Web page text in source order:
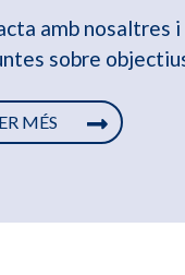
amb nosaltres
sobre
MÉS